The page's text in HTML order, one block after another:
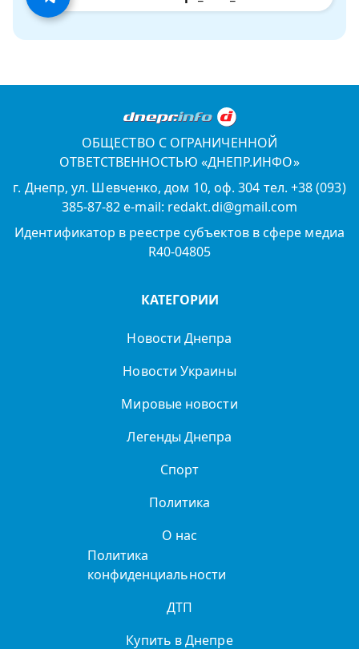
ОБЩЕСТВО С ОГРАНИЧЕННОЙ
ОТВЕТСТВЕННОСТЬЮ «ДНЕПР.ИНФО»
г. Днепр, ул. Шевченко, дом 10, оф. 304 тел. +38 (093)
385-87-82 e-mail: redakt.di@gmail.com
Идентификатор в реестре субъектов в сфере медиа
R40-04805
КАТЕГОРИИ
Новости Днепра
Новости Украины
Мировые новости
Легенды Днепра
Спорт
Политика
О нас
Политика
конфиденциальности
ДТП
Купить в Днепре